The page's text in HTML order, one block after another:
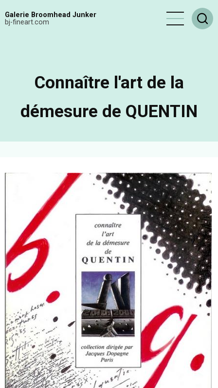
auGalerie Broomhead Junker
bj-fineart.com
Connaître l'art de la
démesure de QUENTIN